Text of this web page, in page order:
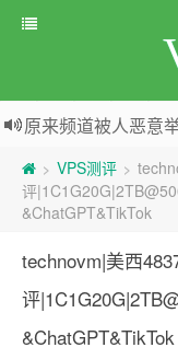
原来频道被人恶意举
> VPS测评 >
评
&ChatGPT&TikTok
technovm|美西
评
&ChatGPT&TikTok